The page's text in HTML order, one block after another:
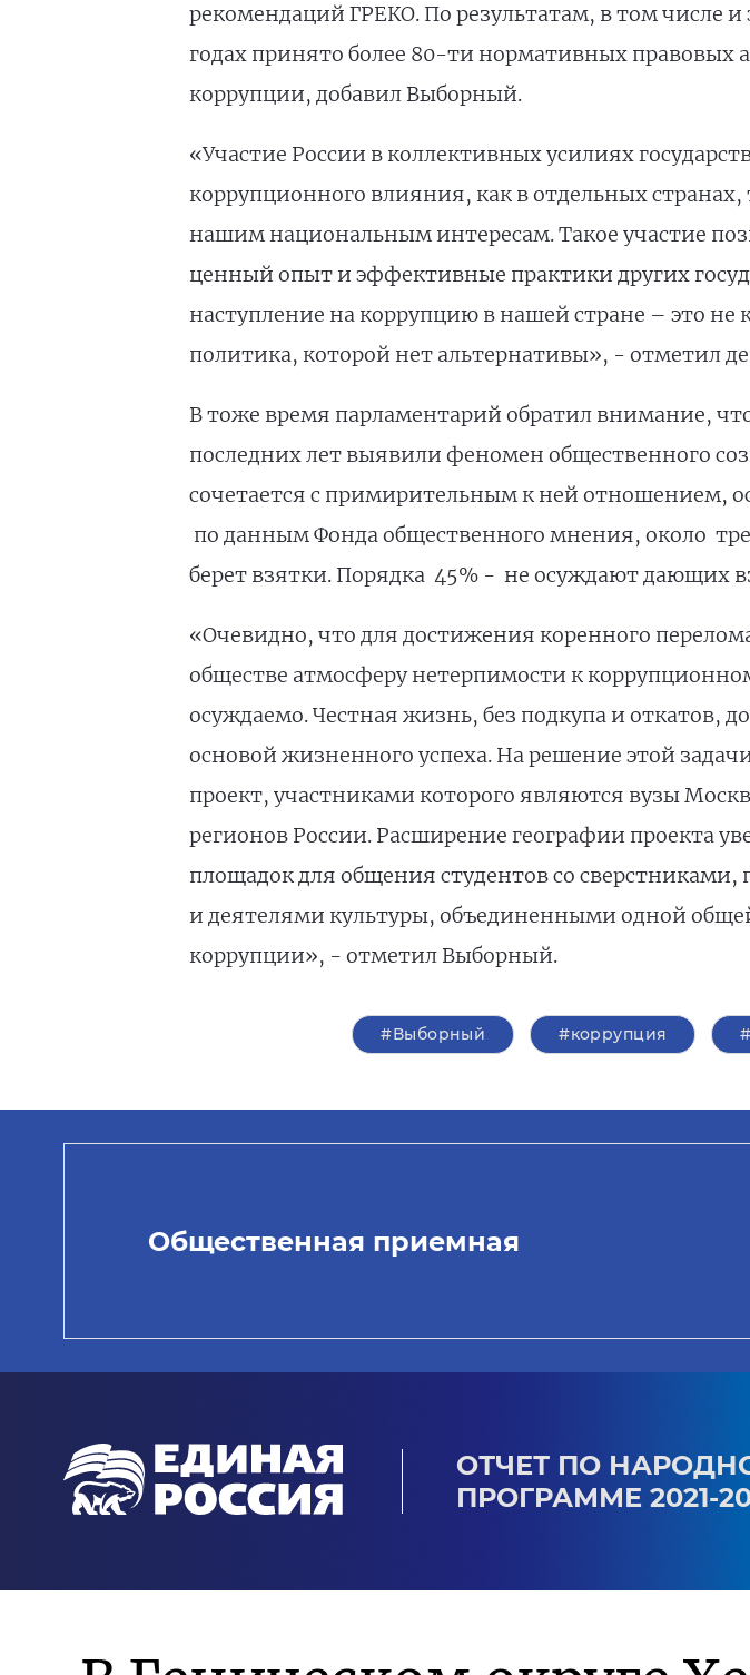
рекомендаций ГРЕКО. По результатам, в том числе
годах принято более 80-ти нормативных правовых
коррупции, добавил Выборный.
«Участие России в коллективных усилиях
коррупционного влияния, как в отдельных
нашим национальным интересам. Такое участие
ценный опыт и эффективные практики других
наступление на коррупцию в нашей стране – это не
политика, которой нет альтернативы», - отметил
В тоже время парламентарий обратил внимание,
последних лет выявили феномен общественного
сочетается с примирительным к ней отношением,
по данным Фонда общественного мнения, около
берет взятки. Порядка 45% - не осуждают дающих
«Очевидно, что для достижения коренного
обществе атмосферу нетерпимости к
осуждаемо. Честная жизнь, без подкупа и откатов,
основой жизненного успеха. На решение этой
проект, участниками которого являются вузы
регионов России. Расширение географии проекта
площадок для общения студентов со
и деятелями культуры, объединенными одной
коррупции», - отметил Выборный.
#Выборный #коррупция
Общественная приемная
ОТЧЕТ ПО
ПРОГРАММЕ 2021-